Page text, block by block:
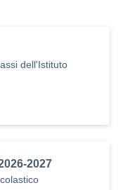
dell'Istituto
2027